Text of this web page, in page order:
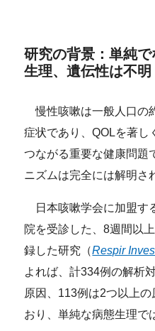
研究の背景：単純
生理、遺伝性は不明
慢性咳嗽は一般人口の
症状であり、QOLを著し
つながる重要な健康問題
ニズムは完全には解明さ
日本咳嗽学会に加盟す
院を受診した、8週間以
録した研究（Respir
よれば、計334例の解析
原因、113例は2つ以上
おり、単純な病態生理で